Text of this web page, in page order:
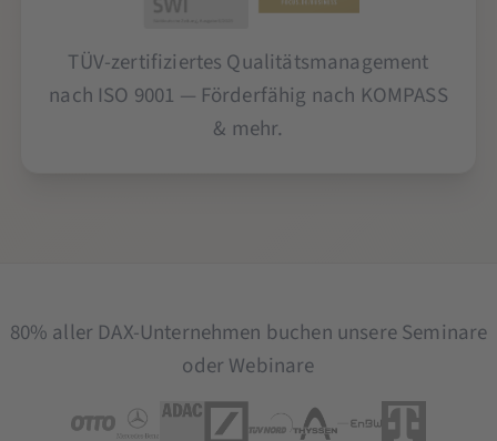
TÜV-zertifiziertes Qualitätsmanagement
nach ISO 9001 — Förderfähig nach KOMPASS
& mehr.
80% aller DAX-Unternehmen buchen unsere Seminare
oder Webinare